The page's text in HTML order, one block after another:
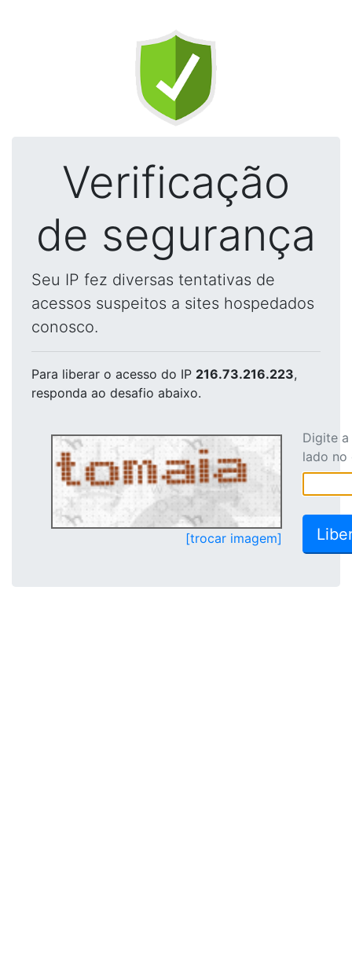
Verificação
de segurança
Seu IP fez diversas tentativas de
acessos suspeitos a sites hospedados
conosco.
Para liberar o acesso do IP 216.73.216.223,
responda ao desafio abaixo.
[trocar imagem]
Digite
lado no